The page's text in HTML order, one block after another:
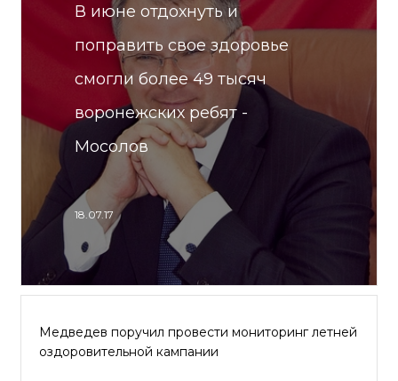
В июне отдохнуть и
поправить свое здоровье
смогли более 49 тысяч
воронежских ребят -
Мосолов
18.07.17
Медведев поручил провести мониторинг летней
оздоровительной кампании